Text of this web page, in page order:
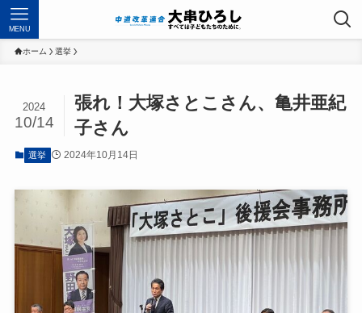
MENU
ホーム 選挙
張れ！大塚さとこさん、亀井亜紀
子さん
2024
10/14
選挙 2024年10月14日